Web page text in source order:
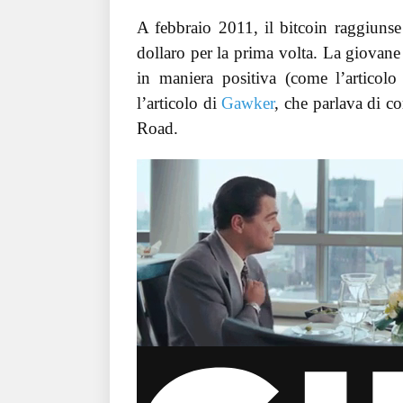
A febbraio 2011, il bitcoin
dollaro per la prima volta. La
in maniera positiva (come
l’articolo diGawker, che parlava di
Road.